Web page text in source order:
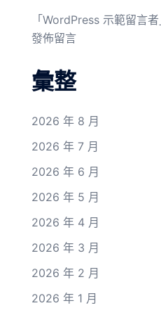
「 WordPress 示範留言者
發佈留言
彙整
2026 年 8 月
2026 年 7 月
2026 年 6 月
2026 年 5 月
2026 年 4 月
2026 年 3 月
2026 年 2 月
2026 年 1 月